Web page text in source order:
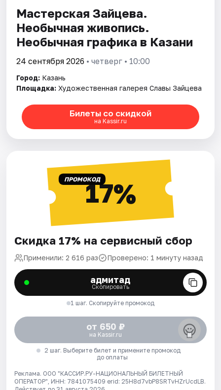
Мастерская Зайцева.
Необычная живопись.
Необычная графика в Казани
24 сентября 2026 • четверг • 10:00
Город: Казань
Площадка: Художественная галерея Славы Зайцева
Билеты со скидкой
на Kassir.ru
ПРОМОКОД17%
Скидка 17% на сервисный сбор
Применили: 2 616 раз Проверено: 1 минуту назад
адмитад
Скопировать
1 шаг. Скопируйте промокод
от 650 ₽
на Kassir.ru
2 шаг. Выберите билет и примените промокод
до оплаты
Реклама. ООО "КАССИР.РУ-НАЦИОНАЛЬНЫЙ БИЛЕТНЫЙ
ОПЕРАТОР", ИНН: 7841075409 erid: 25H8d7vbP8SRTvHZrUcdLB.